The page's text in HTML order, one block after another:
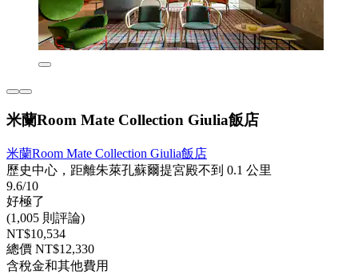
米蘭Room Mate Collection Giulia飯店
米蘭Room Mate Collection Giulia飯店
歷史中心，距離朱萊孔蘇爾提宮殿不到 0.1 公里
9.6/10
好極了
(1,005 則評論)
NT$10,534
總價 NT$12,330
含稅金和其他費用